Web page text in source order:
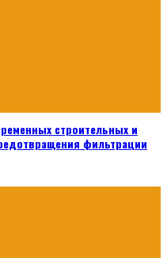
строительных и
фильтрации